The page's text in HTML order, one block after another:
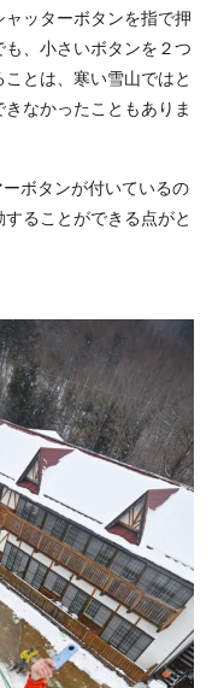
ッターボタンを指で押
、小さいボタンを２つ
とは、寒い雪山ではと
なかったこともありま
ボタンが付いているの
ることができる点がと